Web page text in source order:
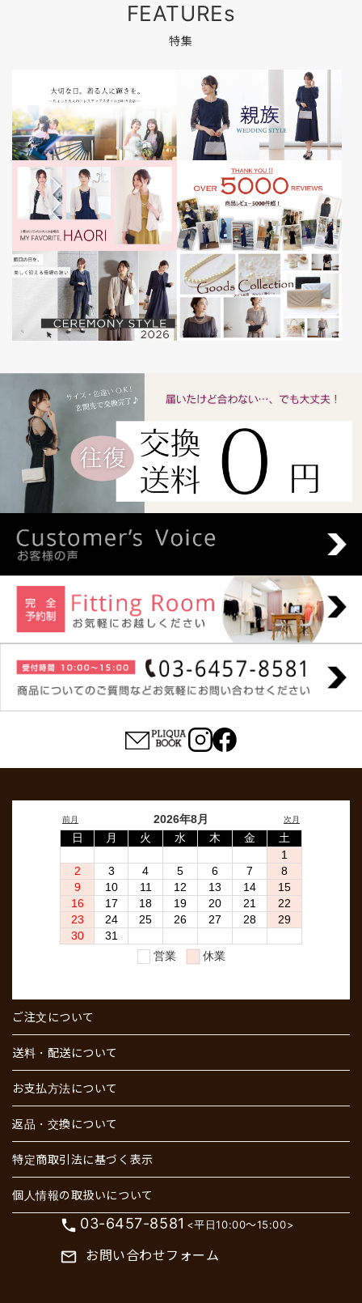
FEATUREs
特集
ご注文について
送料・配送について
お支払方法について
返品・交換について
特定商取引法に基づく表示
個人情報の取扱いについて
phone 03-6457-8581 <平日10:00～15:00>
mail_outline お問い合わせフォーム